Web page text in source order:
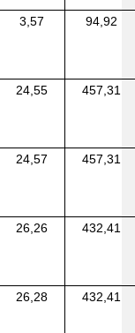
3,57 94,92
24,55 457,31
24,57 457,31
26,26 432,41
26,28 432,41